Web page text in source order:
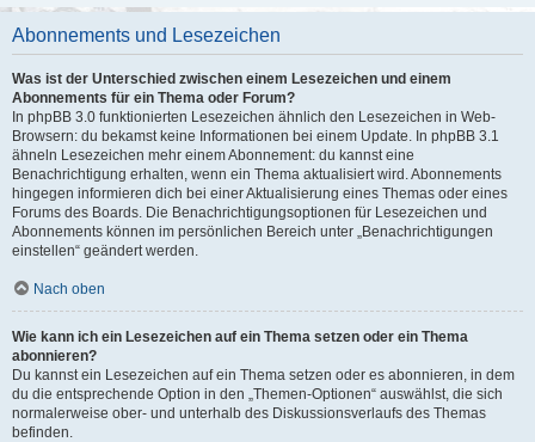
Abonnements und Lesezeichen
Was ist der Unterschied zwischen einem Lesezeichen und einem
Abonnements für ein Thema oder Forum?
In phpBB 3.0 funktionierten Lesezeichen ähnlich den Lesezeichen in Web-
Browsern: du bekamst keine Informationen bei einem Update. In phpBB 3.1
ähneln Lesezeichen mehr einem Abonnement: du kannst eine
Benachrichtigung erhalten, wenn ein Thema aktualisiert wird. Abonnements
hingegen informieren dich bei einer Aktualisierung eines Themas oder eines
Forums des Boards. Die Benachrichtigungsoptionen für Lesezeichen und
Abonnements können im persönlichen Bereich unter „Benachrichtigungen
einstellen“ geändert werden.
Nach oben
Wie kann ich ein Lesezeichen auf ein Thema setzen oder ein Thema
abonnieren?
Du kannst ein Lesezeichen auf ein Thema setzen oder es abonnieren, in dem
du die entsprechende Option in den „Themen-Optionen“ auswählst, die sich
normalerweise ober- und unterhalb des Diskussionsverlaufs des Themas
befinden.